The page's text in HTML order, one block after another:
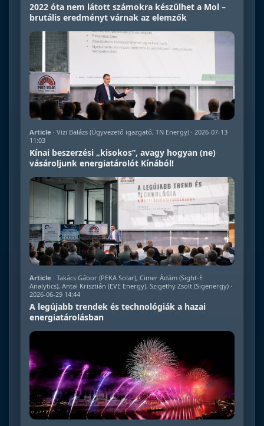
2022 óta nem látott számokra készülhet a Mol –
brutális eredményt várnak az elemzők
Article · Vizi Balázs (Ügyvezető igazgató, TN Energy) · 2026-07-13
11:03
Kínai beszerzési „kisokos”, avagy hogyan (ne)
vásároljunk energiatárolót Kínából!
Article · Takács Gábor (PEKA Solar), Cimer Ádám (Sight-E
Analytics), Antal Krisztián (EVE Energy), Szigethy Zsolt (Sigenergy) ·
2026-06-29 14:44
A legújabb trendek és technológiák a hazai
energiatárolásban